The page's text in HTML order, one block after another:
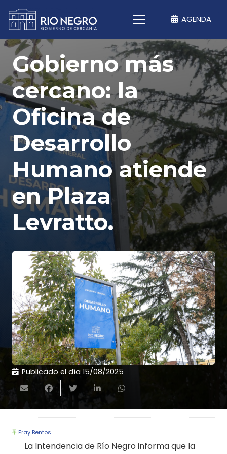
AGENDA
Gobierno más
cercano: la
Oficina de
Desarrollo
Humano atiende
en Plaza
Levratto.
Publicado el día 15/08/2025
Fray Bentos
La Intendencia de Río Negro informa que la